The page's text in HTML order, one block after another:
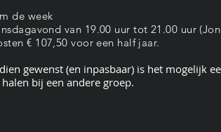
de week
van 19.00 uur tot 21.00 uur
€ 107,50 voor een half jaar.
gewenst (en inpasbaar) is het mogelijk
bij een andere groep.